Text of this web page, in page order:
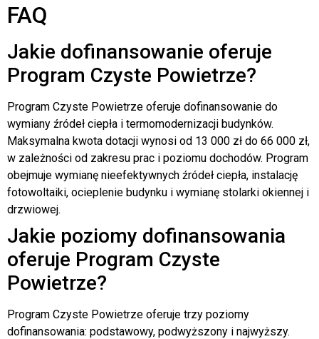
FAQ
Jakie dofinansowanie oferuje
Program Czyste Powietrze?
Program Czyste Powietrze oferuje dofinansowanie do
wymiany źródeł ciepła i termomodernizacji budynków.
Maksymalna kwota dotacji wynosi od 13 000 zł do 66 000 zł,
w zależności od zakresu prac i poziomu dochodów. Program
obejmuje wymianę nieefektywnych źródeł ciepła, instalację
fotowoltaiki, ocieplenie budynku i wymianę stolarki okiennej i
drzwiowej.
Jakie poziomy dofinansowania
oferuje Program Czyste
Powietrze?
Program Czyste Powietrze oferuje trzy poziomy
dofinansowania: podstawowy, podwyższony i najwyższy.